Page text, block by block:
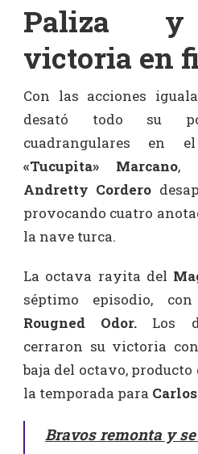
Paliza y
victoria en
Con las acciones
desató todo su
cuadrangulares en
«Tucupita» Marcano,
Andretty Cordero
provocando cuatro
la nave turca.
La octava rayita del
séptimo episodio,
Rougned Odor. Los
cerraron su victoria
baja del octavo,
la temporada para
Bravos remonta y